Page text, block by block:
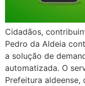
Cidadãos,
Pedro da Aldeia
a solução de
automatizada. O
Prefeitura